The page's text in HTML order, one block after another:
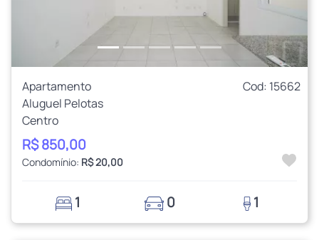
Apartamento
Cod: 15662
Aluguel Pelotas
Centro
R$ 850,00
Condomínio: R$ 20,00
1 0 1